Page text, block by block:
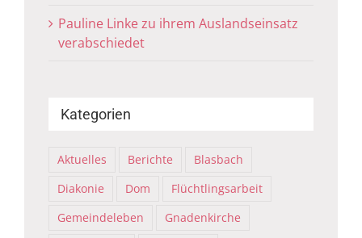
Pauline Linke zu ihrem Auslandseinsatz
verabschiedet
Kategorien
Aktuelles Berichte
Blasbach
Diakonie
Dom
Flüchtlingsarbeit
Gemeindeleben
Gnadenkirche